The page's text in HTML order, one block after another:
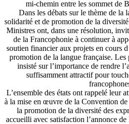
mi-chemin entre les sommet de
Dans les débats sur le thème de la
solidarité et de promotion de la
Ministres ont, dans une résolution,
de la Francophonie à continuer à
soutien financier aux projets en cours
promotion de la langue française.
insisté sur l’importance de rendre
suffisamment attractif pour
L’ensemble des états ont rappelé leur
à la mise en œuvre de la Convention
la promotion de la diversité des
accueilli avec satisfaction l’annonce